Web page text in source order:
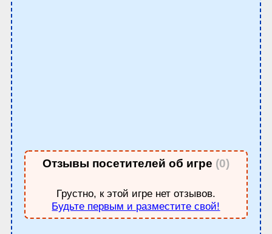
Отзывы посетителей об игре (0)
Грустно, к этой игре нет отзывов.
Будьте первым и разместите свой!